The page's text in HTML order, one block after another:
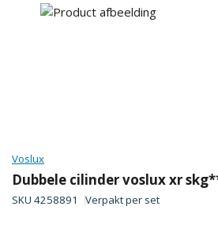
Voslux
Dubbele cilinder voslux xr
SKU 4258891 Verpakt per set